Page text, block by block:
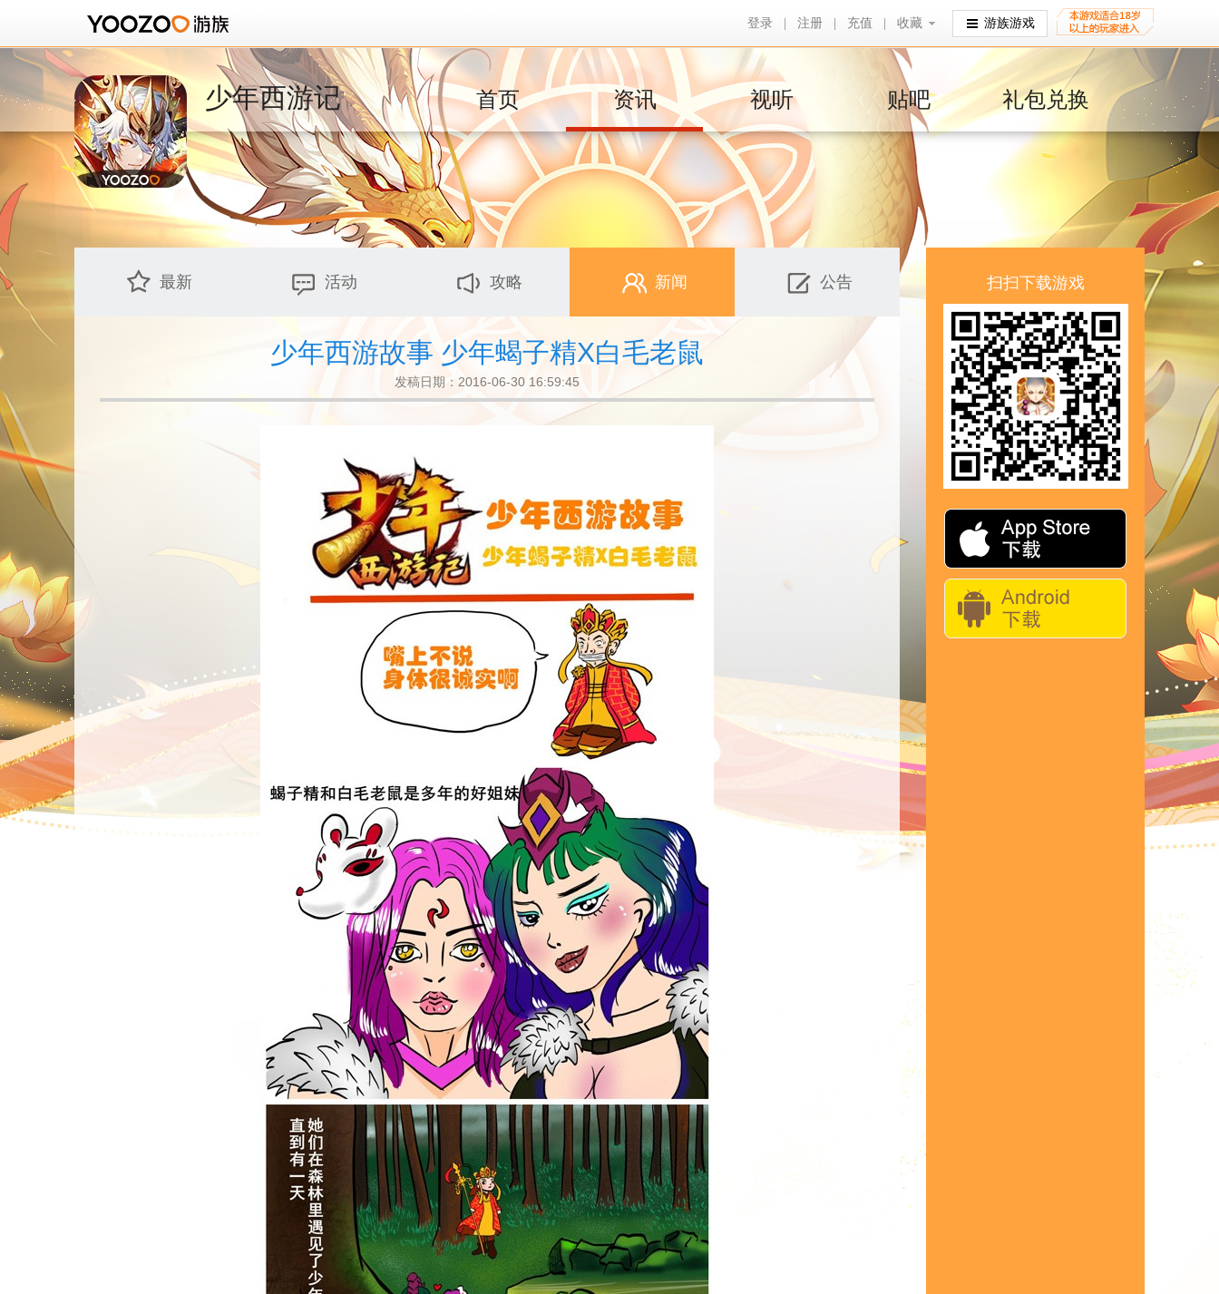
登录 注册 充值 收藏
收藏 游族游戏
少年西游记 首页 资讯 视听 贴吧 礼包兑换
最新 活动 攻略 新闻 公告
少年西游故事 少年蝎子精X白毛老鼠
发稿日期：2016-06-30 16:59:45
扫扫下载游戏